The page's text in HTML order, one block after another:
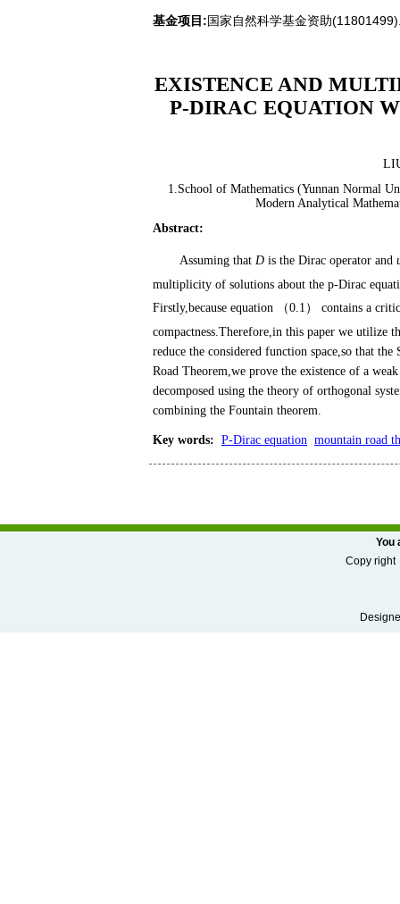
基金项目:国家自然科学基金资助
EXISTENCE AND
P-DIRAC EQUATION
1.School of Mathematics (Yunnan Normal
Modern Analytical
Abstract:
Assuming that D is the Dirac operator and
multiplicity of solutions about the p-Dirac
Firstly,because equation （0.1） contains a
compactness.Therefore,in this paper we utilize
reduce the considered function space,so that
Road Theorem,we prove the existence of a
decomposed using the theory of orthogonal
combining the Fountain theorem.
Key words: P-Dirac equation mountain road
You
Copy right